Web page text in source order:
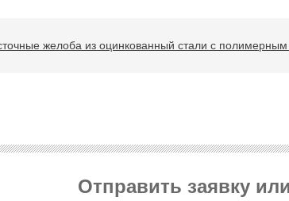
желоба из оцинкованный стали с
Отправить заявку